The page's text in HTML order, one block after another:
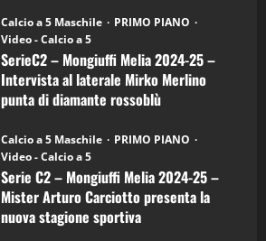
6)
–
Intervista
a
mister
Arturo
Carciotto
(Mongiuffi
Calcio a 5 Maschile
PRIMO PIANO
Video - Calcio a 5
SerieC2 – Mongiuffi Melia 2024-25 –
Intervista al laterale Mirko Merlino
punta di diamante rossoblù
Calcio a 5 Maschile
PRIMO PIANO
Video - Calcio a 5
Serie C2 – Mongiuffi Melia 2024-25 –
Mister Arturo Carciotto presenta la
nuova stagione sportiva
“SportEmpire” in Podcast: 27^ Puntata
(Martedi 14 Aprile 2026)
15/04/2026
“SportEmpire” in Podcast: 26^ Puntata
(Martedi 07 Aprile 2026)
08/04/2026